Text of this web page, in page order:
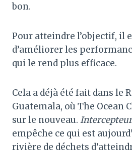
bon.
Pour atteindre l’objectif, il
d’améliorer les
qui le rend plus efficace.
Cela a déjà été fait dans le
Guatemala, où The Ocean
sur le nouveau.
empêche ce qui est
rivière de déchets